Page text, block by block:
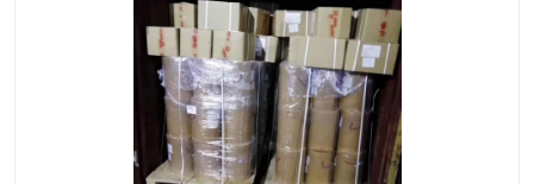
深圳DHL国际快递 伊朗快递
深圳国际快递公司
深圳国际物流公司 深圳国际快递电话